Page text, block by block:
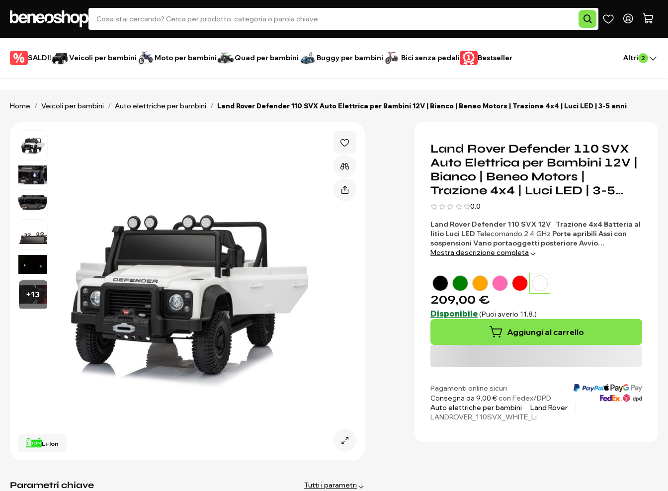
SALDI! Veicoli per bambini Moto per bambini Quad per bambini Buggy per bambini Bici senza pedali Bestseller Altri 2
Home / Veicoli per bambini / Auto elettriche per bambini / Land Rover Defender 110 SVX Auto Elettrica per Bambini 12V | Bianco | Beneo Motors | Trazione 4x4 | Luci LED | 3-5 anni
Li-Ion
+13
Parametri chiave Tutti i parametri
Land Rover Defender 110 SVX
Auto Elettrica per Bambini 12V |
Bianco | Beneo Motors |
Trazione 4x4 | Luci LED | 3-5
anni
0.0
Land Rover Defender 110 SVX 12V
Trazione 4x4 Batteria al
litio Luci LED Telecomando 2,4 GHz Porte apribili Assi con
sospensioni Vano portaoggetti posteriore Avvio…
Mostra descrizione completa
209,00 €
Disponibile(Puoi averlo 11.8.)
Aggiungi al carrello
Pagamenti online sicuri
Consegna da 9,00 €con Fedex/DPD
Auto elettriche per bambini
Land Rover
LANDROVER_110SVX_WHITE_Li